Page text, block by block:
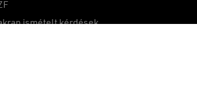
ismételt kérdések